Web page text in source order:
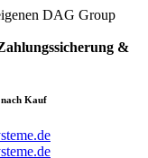
DAG Group
&
nach Kauf